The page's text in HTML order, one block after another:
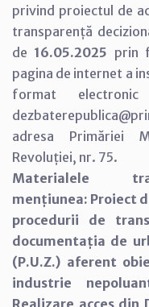
privind proiectul de
transparență
de 16.05.2025 prin
pagina de internet a
format
adresa Primăriei
Revoluției, nr. 75.
Materialele
mențiunea: Proiect
procedurii de
documentația de
(P.U.Z.) aferent
industrie
Realizare acces din